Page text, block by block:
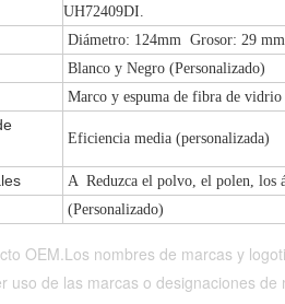
UH72409DI.
Diámetro: 124mm Grosor: 29 mm.
Blanco y Negro (Personalizado)
Marco y espuma de fibra de vidrio
Eficiencia media (personalizada)
A Reduzca el polvo, el polen, los
(Personalizado)
OEM.Los nombres de marcas y
uso de las marcas o designaciones